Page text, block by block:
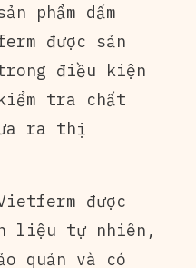
phẩm dấm
được sản
điều kiện
tra chất
ra thị
được
liệu tự nhiên,
quản và có